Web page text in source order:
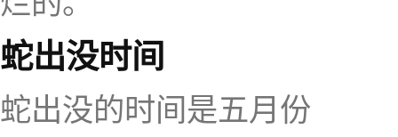
蛇出没时间
蛇出没的时间是五月份